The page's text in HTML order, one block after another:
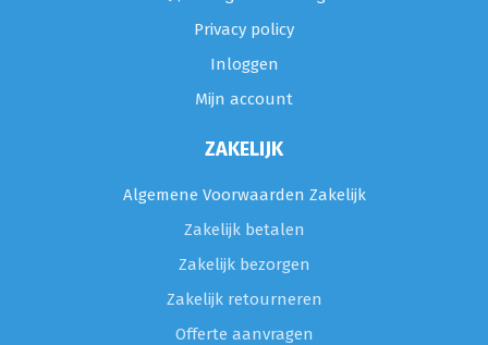
Privacy policy
Inloggen
Mijn account
ZAKELIJK
Algemene Voorwaarden Zakelijk
Zakelijk betalen
Zakelijk bezorgen
Zakelijk retourneren
Offerte aanvragen